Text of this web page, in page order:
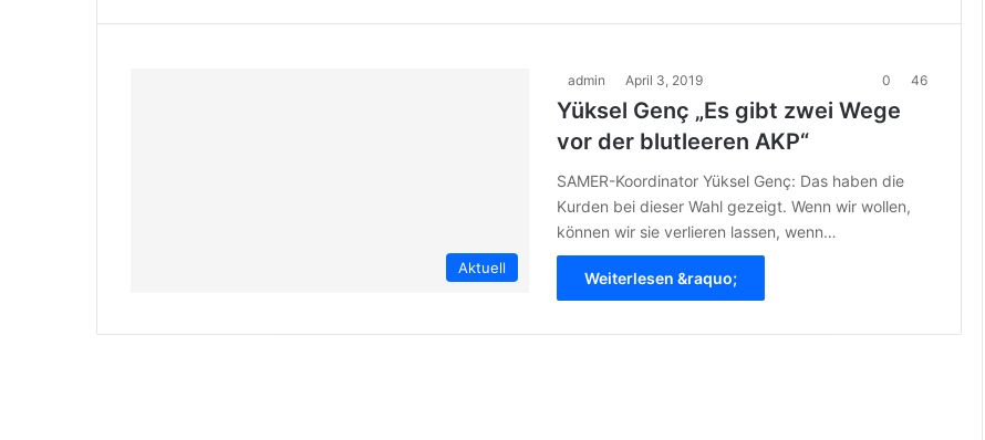
Aktuell
admin April 3, 2019 0 46
Yüksel Genç „Es gibt zwei Wege
vor der blutleeren AKP“
SAMER-Koordinator Yüksel Genç: Das haben die
Kurden bei dieser Wahl gezeigt. Wenn wir wollen,
können wir sie verlieren lassen, wenn…
Weiterlesen &raquo;